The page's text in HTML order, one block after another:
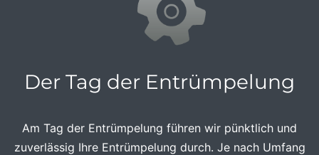
Der Tag der Entrümpelung
Am Tag der Entrümpelung führen wir pünktlich und
zuverlässig Ihre Entrümpelung durch. Je nach Umfang